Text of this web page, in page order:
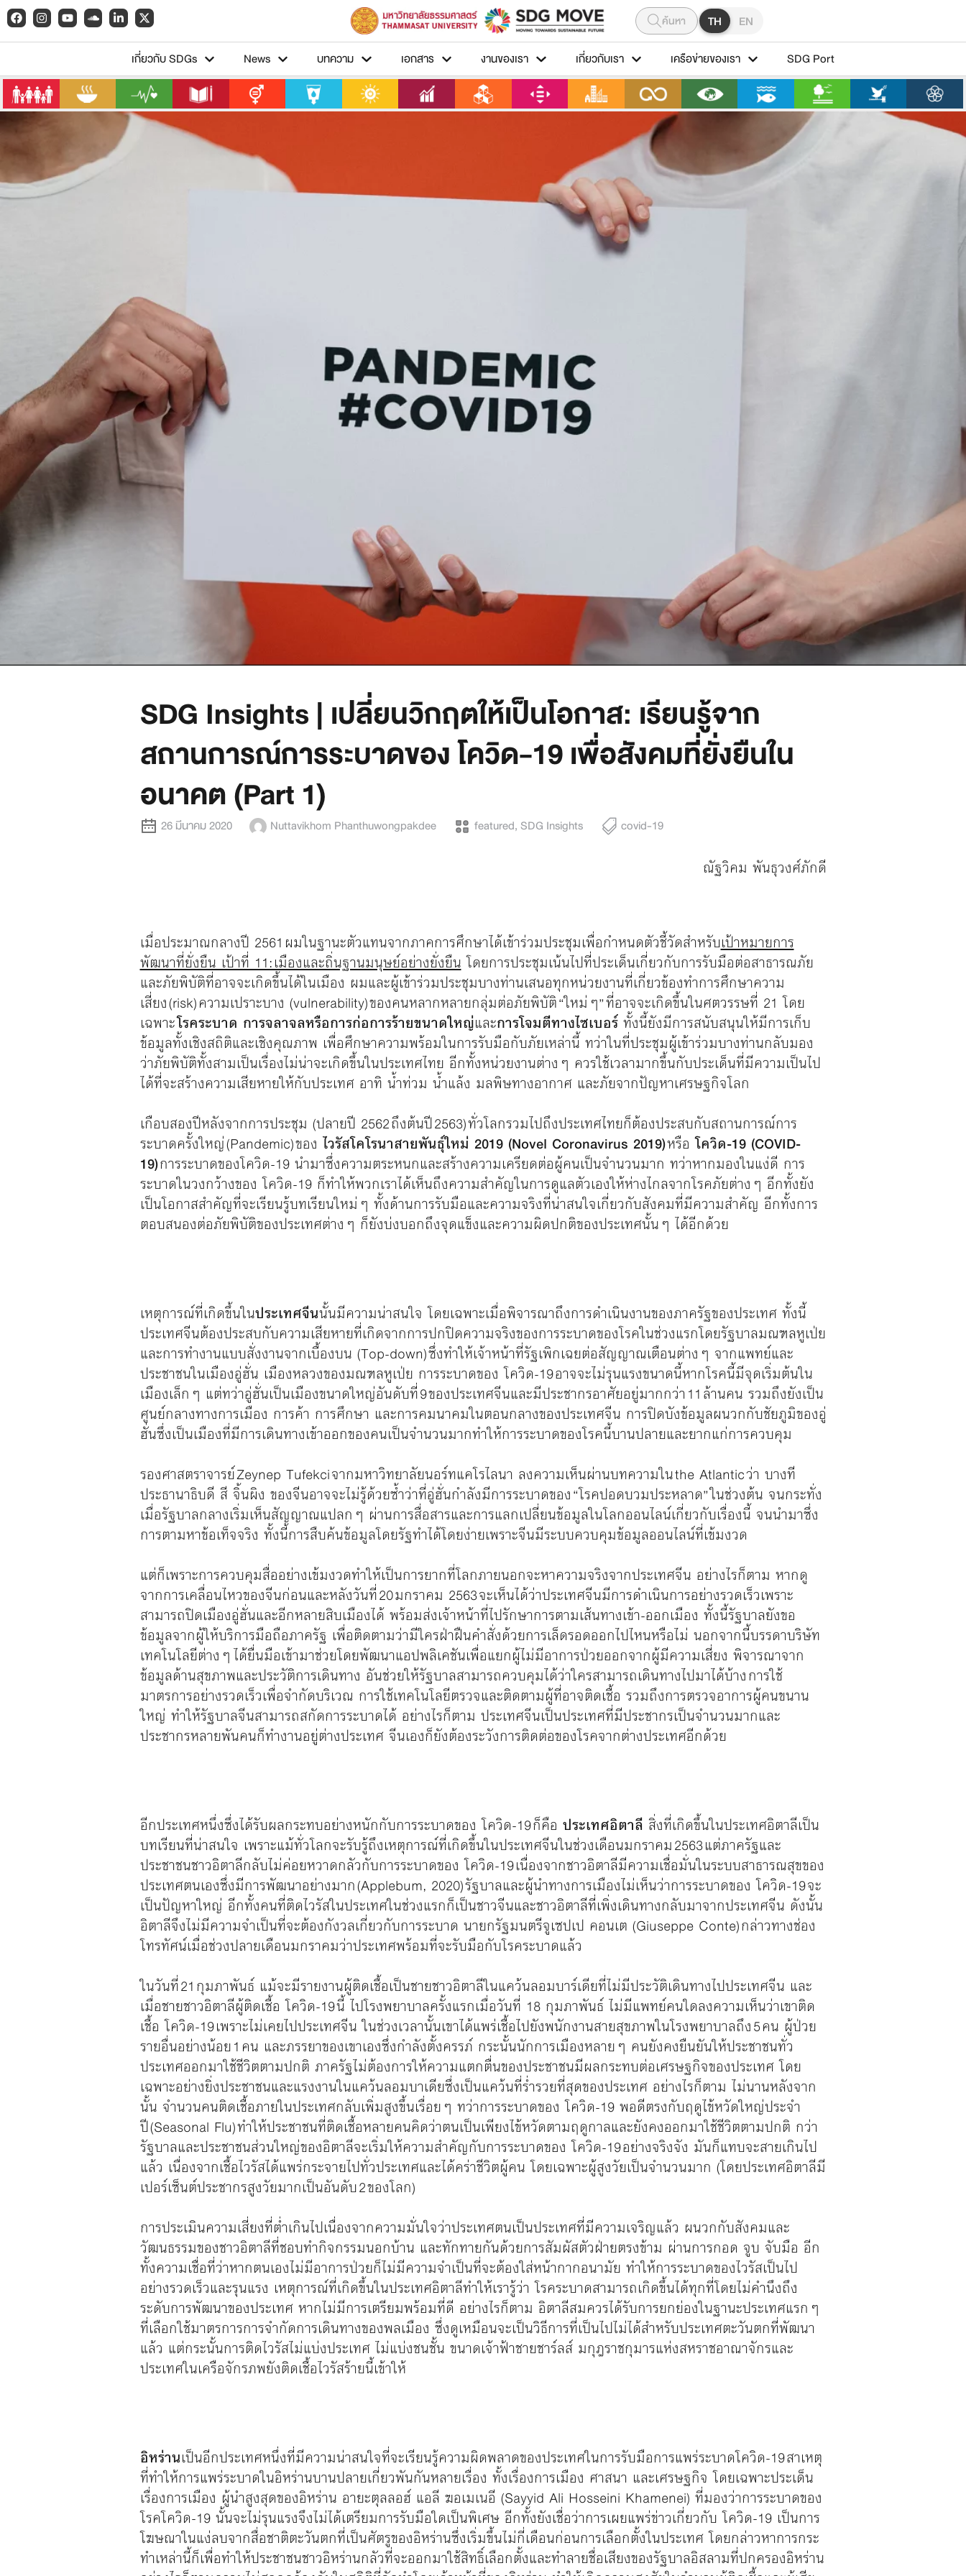
ค้นหา TH EN
เกี่ยวกับ SDGs News บทความ เอกสาร งานของเรา เกี่ยวกับเรา เครือข่ายของเรา SDG Port
SDG Insights | เปลี่ยนวิกฤตให้เป็นโอกาส: เรียนรู้จาก
สถานการณ์การระบาดของ โควิด-19 เพื่อสังคมที่ยั่งยืนใน
อนาคต (Part 1)
26 มีนาคม 2020 Nuttavikhom Phanthuwongpakdee featured, SDG Insights covid-19
ณัฐวิคม พันธุวงศ์ภักดี
เมื่อประมาณกลางปี 2561 ผมในฐานะตัวแทนจากภาคการศึกษาได้เข้าร่วมประชุมเพื่อกำหนดตัวชี้วัดสำหรับเป้าหมายการ
พัฒนาที่ยั่งยืน เป้าที่ 11: เมืองและถิ่นฐานมนุษย์อย่างยั่งยืนโดยการประชุมเน้นไปที่ประเด็นเกี่ยวกับการรับมือต่อสาธารณภัย
และภัยพิบัติที่อาจจะเกิดขึ้นได้ในเมือง ผมและผู้เข้าร่วมประชุมบางท่านเสนอทุกหน่วยงานที่เกี่ยวข้องทำการศึกษาความ
เสี่ยง (risk) ความเปราะบาง (vulnerability) ของคนหลากหลายกลุ่มต่อภัยพิบัติ “ใหม่ๆ” ที่อาจจะเกิดขึ้นในศตวรรษที่ 21 โดย
เฉพาะโรคระบาด การจลาจลหรือการก่อการร้ายขนาดใหญ่และการโจมตีทางไซเบอร์ ทั้งนี้ยังมีการสนับสนุนให้มีการเก็บ
ข้อมูลทั้งเชิงสถิติและเชิงคุณภาพ เพื่อศึกษาความพร้อมในการรับมือกับภัยเหล่านี้ ทว่าในที่ประชุมผู้เข้าร่วมบางท่านกลับมอง
ว่าภัยพิบัติทั้งสามเป็นเรื่องไม่น่าจะเกิดขึ้นในประเทศไทย อีกทั้งหน่วยงานต่างๆ ควรใช้เวลามากขึ้นกับประเด็นที่มีความเป็นไป
ได้ที่จะสร้างความเสียหายให้กับประเทศ อาทิ น้ำท่วม น้ำแล้ง มลพิษทางอากาศ และภัยจากปัญหาเศรษฐกิจโลก
เกือบสองปีหลังจากการประชุม (ปลายปี 2562 ถึงต้นปี 2563) ทั่วโลกรวมไปถึงประเทศไทยก็ต้องประสบกับสถานการณ์การ
ระบาดครั้งใหญ่ (Pandemic) ของ ไวรัสโคโรนาสายพันธุ์ใหม่ 2019 (Novel Coronavirus 2019)หรือโควิด-19 (COVID-
19)การระบาดของโควิด-19 นำมาซึ่งความตระหนกและสร้างความเครียดต่อผู้คนเป็นจำนวนมาก ทว่าหากมองในแง่ดี การ
ระบาดในวงกว้างของ โควิด-19 ก็ทำให้พวกเราได้เห็นถึงความสำคัญในการดูแลตัวเองให้ห่างไกลจากโรคภัยต่างๆ อีกทั้งยัง
เป็นโอกาสสำคัญที่จะเรียนรู้บทเรียนใหม่ๆ ทั้งด้านการรับมือและความจริงที่น่าสนใจเกี่ยวกับสังคมที่มีความสำคัญ อีกทั้งการ
ตอบสนองต่อภัยพิบัติของประเทศต่างๆ ก็ยังบ่งบอกถึงจุดแข็งและความผิดปกติของประเทศนั้นๆ ได้อีกด้วย
เหตุการณ์ที่เกิดขึ้นในประเทศจีนนั้นมีความน่าสนใจ โดยเฉพาะเมื่อพิจารณาถึงการดำเนินงานของภาครัฐของประเทศ ทั้งนี้
ประเทศจีนต้องประสบกับความเสียหายที่เกิดจากการปกปิดความจริงของการระบาดของโรคในช่วงแรกโดยรัฐบาลมณฑลหูเป่ย
และการทำงานแบบสั่งงานจากเบื้องบน (Top-down) ซึ่งทำให้เจ้าหน้าที่รัฐเพิกเฉยต่อสัญญาณเตือนต่างๆ จากแพทย์และ
ประชาชนในเมืองอู่ฮั่น เมืองหลวงของมณฑลหูเป่ย การระบาดของ โควิด-19 อาจจะไม่รุนแรงขนาดนี้หากโรคนี้มีจุดเริ่มต้นใน
เมืองเล็กๆ แต่ทว่าอู่ฮั่นเป็นเมืองขนาดใหญ่อันดับที่ 9 ของประเทศจีนและมีประชากรอาศัยอยู่มากกว่า 11 ล้านคน รวมถึงยังเป็น
ศูนย์กลางทางการเมือง การค้า การศึกษา และการคมนาคมในตอนกลางของประเทศจีน การปิดบังข้อมูลผนวกกับชัยภูมิของอู่
ฮั่นซึ่งเป็นเมืองที่มีการเดินทางเข้าออกของคนเป็นจำนวนมากทำให้การระบาดของโรคนี้บานปลายและยากแก่การควบคุม
รองศาสตราจารย์ Zeynep Tufekci จากมหาวิทยาลัยนอร์ทแคโรไลนา ลงความเห็นผ่านบทความใน the Atlantic ว่า บางที
ประธานาธิบดี สี จิ้นผิง ของจีนอาจจะไม่รู้ด้วยซ้ำว่าที่อู่ฮั่นกำลังมีการระบาดของ “โรคปอดบวมประหลาด” ในช่วงต้น จนกระทั่ง
เมื่อรัฐบาลกลางเริ่มเห็นสัญญาณแปลกๆ ผ่านการสื่อสารและการแลกเปลี่ยนข้อมูลในโลกออนไลน์เกี่ยวกับเรื่องนี้ จนนำมาซึ่ง
การตามหาข้อเท็จจริง ทั้งนี้การสืบค้นข้อมูลโดยรัฐทำได้โดยง่ายเพราะจีนมีระบบควบคุมข้อมูลออนไลน์ที่เข้มงวด
แต่ก็เพราะการควบคุมสื่ออย่างเข้มงวดทำให้เป็นการยากที่โลกภายนอกจะหาความจริงจากประเทศจีน อย่างไรก็ตาม หากดู
จากการเคลื่อนไหวของจีนก่อนและหลังวันที่ 20 มกราคม 2563 จะเห็นได้ว่าประเทศจีนมีการดำเนินการอย่างรวดเร็วเพราะ
สามารถปิดเมืองอู่ฮั่นและอีกหลายสิบเมืองได้ พร้อมส่งเจ้าหน้าที่ไปรักษาการตามเส้นทางเข้า-ออกเมือง ทั้งนี้รัฐบาลยังขอ
ข้อมูลจากผู้ให้บริการมือถือภาครัฐ เพื่อติดตามว่ามีใครฝ่าฝืนคำสั่งด้วยการเล็ดรอดออกไปไหนหรือไม่ นอกจากนี้บรรดาบริษัท
เทคโนโลยีต่างๆ ได้ยื่นมือเข้ามาช่วยโดยพัฒนาแอปพลิเคชันเพื่อแยกผู้ไม่มีอาการป่วยออกจากผู้มีความเสี่ยง พิจารณาจาก
ข้อมูลด้านสุขภาพและประวัติการเดินทาง อันช่วยให้รัฐบาลสามารถควบคุมได้ว่าใครสามารถเดินทางไปมาได้บ้าง การใช้
มาตรการอย่างรวดเร็วเพื่อจำกัดบริเวณ การใช้เทคโนโลยีตรวจและติดตามผู้ที่อาจติดเชื้อ รวมถึงการตรวจอาการผู้คนขนาน
ใหญ่ ทำให้รัฐบาลจีนสามารถสกัดการระบาดได้ อย่างไรก็ตาม ประเทศจีนเป็นประเทศที่มีประชากรเป็นจำนวนมากและ
ประชากรหลายพันคนก็ทำงานอยู่ต่างประเทศ จีนเองก็ยังต้องระวังการติดต่อของโรคจากต่างประเทศอีกด้วย
อีกประเทศหนึ่งซึ่งได้รับผลกระทบอย่างหนักกับการระบาดของ โควิด-19 ก็คือ ประเทศอิตาลี สิ่งที่เกิดขึ้นในประเทศอิตาลีเป็น
บทเรียนที่น่าสนใจ เพราะแม้ทั่วโลกจะรับรู้ถึงเหตุการณ์ที่เกิดขึ้นในประเทศจีนในช่วงเดือนมกราคม 2563 แต่ภาครัฐและ
ประชาชนชาวอิตาลีกลับไม่ค่อยหวาดกลัวกับการระบาดของ โควิด-19 เนื่องจากชาวอิตาลีมีความเชื่อมั่นในระบบสาธารณสุขของ
ประเทศตนเองซึ่งมีการพัฒนาอย่างมาก (Applebum, 2020) รัฐบาลและผู้นำทางการเมืองไม่เห็นว่าการระบาดของ โควิด-19 จะ
เป็นปัญหาใหญ่ อีกทั้งคนที่ติดไวรัสในประเทศในช่วงแรกก็เป็นชาวจีนและชาวอิตาลีที่เพิ่งเดินทางกลับมาจากประเทศจีน ดังนั้น
อิตาลีจึงไม่มีความจำเป็นที่จะต้องกังวลเกี่ยวกับการระบาด นายกรัฐมนตรีจูเซปเป คอนเต (Giuseppe Conte) กล่าวทางช่อง
โทรทัศน์เมื่อช่วงปลายเดือนมกราคมว่าประเทศพร้อมที่จะรับมือกับโรคระบาดแล้ว
ในวันที่ 21 กุมภาพันธ์ แม้จะมีรายงานผู้ติดเชื้อเป็นชายชาวอิตาลีในแคว้นลอมบาร์เดียที่ไม่มีประวัติเดินทางไปประเทศจีน และ
เมื่อชายชาวอิตาลีผู้ติดเชื้อ โควิด-19 นี้ ไปโรงพยาบาลครั้งแรกเมื่อวันที่ 18 กุมภาพันธ์ ไม่มีแพทย์คนใดลงความเห็นว่าเขาติด
เชื้อ โควิด-19 เพราะไม่เคยไปประเทศจีน ในช่วงเวลานั้นเขาได้แพร่เชื้อไปยังพนักงานสายสุขภาพในโรงพยาบาลถึง 5 คน ผู้ป่วย
รายอื่นอย่างน้อย 1 คน และภรรยาของเขาเองซึ่งกำลังตั้งครรภ์ กระนั้นนักการเมืองหลายๆ คนยังคงยืนยันให้ประชาชนทั่ว
ประเทศออกมาใช้ชีวิตตามปกติ ภาครัฐไม่ต้องการให้ความแตกตื่นของประชาชนมีผลกระทบต่อเศรษฐกิจของประเทศ โดย
เฉพาะอย่างยิ่งประชาชนและแรงงานในแคว้นลอมบาเดียซึ่งเป็นแคว้นที่ร่ำรวยที่สุดของประเทศ อย่างไรก็ตาม ไม่นานหลังจาก
นั้น จำนวนคนติดเชื้อภายในประเทศกลับเพิ่มสูงขึ้นเรื่อยๆ ทว่าการระบาดของ โควิด-19 พอดีตรงกับฤดูไข้หวัดใหญ่ประจำ
ปี (Seasonal Flu) ทำให้ประชาชนที่ติดเชื้อหลายคนคิดว่าตนเป็นเพียงไข้หวัดตามฤดูกาลและยังคงออกมาใช้ชีวิตตามปกติ กว่า
รัฐบาลและประชาชนส่วนใหญ่ของอิตาลีจะเริ่มให้ความสำคัญกับการระบาดของ โควิด-19 อย่างจริงจัง มันก็แทบจะสายเกินไป
แล้ว เนื่องจากเชื้อไวรัสได้แพร่กระจายไปทั่วประเทศและได้คร่าชีวิตผู้คน โดยเฉพาะผู้สูงวัยเป็นจำนวนมาก (โดยประเทศอิตาลีมี
เปอร์เซ็นต์ประชากรสูงวัยมากเป็นอันดับ 2 ของโลก)
การประเมินความเสี่ยงที่ต่ำเกินไปเนื่องจากความมั่นใจว่าประเทศตนเป็นประเทศที่มีความเจริญแล้ว ผนวกกับสังคมและ
วัฒนธรรมของชาวอิตาลีที่ชอบทำกิจกรรมนอกบ้าน และทักทายกันด้วยการสัมผัสตัวฝ่ายตรงข้าม ผ่านการกอด จูบ จับมือ อีก
ทั้งความเชื่อที่ว่าหากตนเองไม่มีอาการป่วยก็ไม่มีความจำเป็นที่จะต้องใส่หน้ากากอนามัย ทำให้การระบาดของไวรัสเป็นไป
อย่างรวดเร็วและรุนแรง เหตุการณ์ที่เกิดขึ้นในประเทศอิตาลีทำให้เรารู้ว่า โรคระบาดสามารถเกิดขึ้นได้ทุกที่โดยไม่คำนึงถึง
ระดับการพัฒนาของประเทศ หากไม่มีการเตรียมพร้อมที่ดี อย่างไรก็ตาม อิตาลีสมควรได้รับการยกย่องในฐานะประเทศแรกๆ
ที่เลือกใช้มาตรการการจำกัดการเดินทางของพลเมือง ซึ่งดูเหมือนจะเป็นวิธีการที่เป็นไปไม่ได้สำหรับประเทศตะวันตกที่พัฒนา
แล้ว แต่กระนั้นการติดไวรัสไม่แบ่งประเทศ ไม่แบ่งชนชั้น ขนาดเจ้าฟ้าชายชาร์ลส์ มกุฎราชกุมารแห่งสหราชอาณาจักรและ
ประเทศในเครือจักรภพยังติดเชื้อไวรัสร้ายนี้เข้าให้
อิหร่านเป็นอีกประเทศหนึ่งที่มีความน่าสนใจที่จะเรียนรู้ความผิดพลาดของประเทศในการรับมือการแพร่ระบาดโควิด-19 สาเหตุ
ที่ทำให้การแพร่ระบาดในอิหร่านบานปลายเกี่ยวพันกันหลายเรื่อง ทั้งเรื่องการเมือง ศาสนา และเศรษฐกิจ โดยเฉพาะประเด็น
เรื่องการเมือง ผู้นำสูงสุดของอิหร่าน อายะตุลลอฮ์ แอลี ฆอเมเนอี (Sayyid Ali Hosseini Khamenei) ที่มองว่าการระบาดของ
โรคโควิด-19 นั้นจะไม่รุนแรงจึงไม่ได้เตรียมการรับมือใดเป็นพิเศษ อีกทั้งยังเชื่อว่าการเผยแพร่ข่าวเกี่ยวกับ โควิด-19 เป็นการ
โฆษณาในแง่ลบจากสื่อชาติตะวันตกที่เป็นศัตรูของอิหร่านซึ่งเริ่มขึ้นไม่กี่เดือนก่อนการเลือกตั้งในประเทศ โดยกล่าวหาการกระ
ทำเหล่านี้ก็เพื่อทำให้ประชาชนชาวอิหร่านกลัวที่จะออกมาใช้สิทธิ์เลือกตั้งและทำลายชื่อเสียงของรัฐบาลอิสลามที่ปกครองอิหร่าน